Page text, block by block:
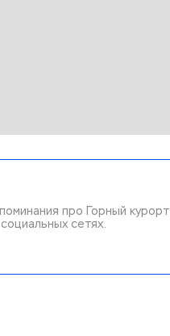
про Горный курорт
сетях.